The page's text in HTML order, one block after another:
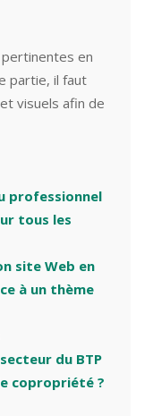
en
partie, il faut
visuels afin de
professionnel
tous les
site Web en
à un thème
du BTP
copropriété ?